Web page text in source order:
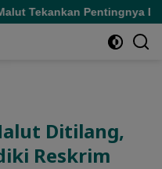
Pentingnya
Ditilang,
Reskrim